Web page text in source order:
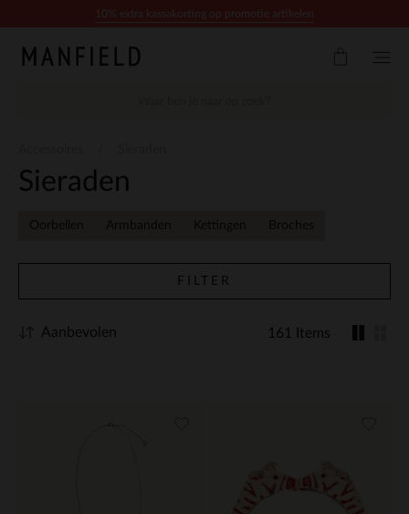
Sieraden
Oorbellen Armbanden Kettingen Broches
FILTER
161 Items
Aanbevolen